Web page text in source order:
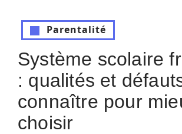
Parentalité
Système scolaire
: qualités et
connaître pour
choisir